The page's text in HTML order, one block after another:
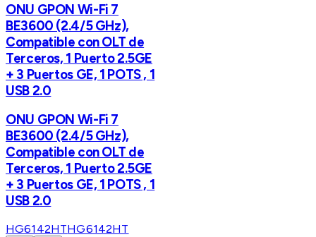
ONU GPON Wi-Fi 7
BE3600 (2.4/5 GHz),
Compatible con OLT de
Terceros, 1 Puerto 2.5GE
+ 3 Puertos GE, 1 POTS , 1
USB 2.0
ONU GPON Wi-Fi 7
BE3600 (2.4/5 GHz),
Compatible con OLT de
Terceros, 1 Puerto 2.5GE
+ 3 Puertos GE, 1 POTS , 1
USB 2.0
HG6142HTHG6142HT